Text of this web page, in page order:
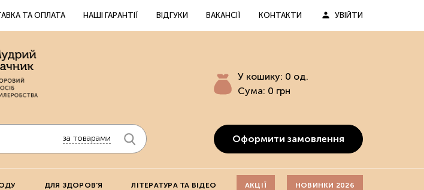
ТА ОПЛАТА НАШІ ГАРАНТІЇ ВІДГУКИ ВАКАНСІЇ КОНТАКТИ УВІЙТИ
за товарами
У кошику: 0 од.
Сума: 0 грн
Оформити замовлення
ДЛЯ ЗДОРОВ'Я ЛІТЕРАТУРА ТА ВІДЕО АКЦІЇ НОВИНКИ 2026